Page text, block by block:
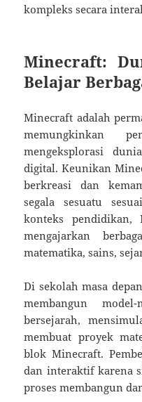
kompleks secara
Minecraft:
Belajar
Minecraft adalah
memungkinkan
mengeksplorasi
digital. Keunikan
berkreasi dan
segala sesuatu
konteks pendidikan,
mengajarkan
matematika, sains,
Di sekolah masa
membangun
bersejarah,
membuat proyek
blok Minecraft.
dan interaktif karena
proses membangun